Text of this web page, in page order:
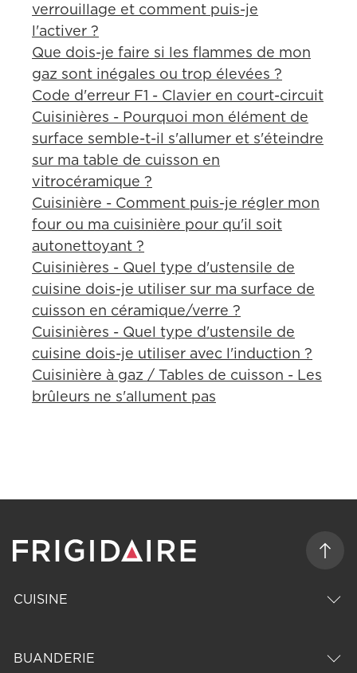
verrouillage et comment puis-je
l'activer ?
Que dois-je faire si les flammes de mon
gaz sont inégales ou trop élevées ?
Code d'erreur F1 - Clavier en court-circuit
Cuisinières - Pourquoi mon élément de
surface semble-t-il s'allumer et s'éteindre
sur ma table de cuisson en
vitrocéramique ?
Cuisinière - Comment puis-je régler mon
four ou ma cuisinière pour qu'il soit
autonettoyant ?
Cuisinières - Quel type d'ustensile de
cuisine dois-je utiliser sur ma surface de
cuisson en céramique/verre ?
Cuisinières - Quel type d'ustensile de
cuisine dois-je utiliser avec l'induction ?
Cuisinière à gaz / Tables de cuisson - Les
brûleurs ne s'allument pas
CUISINE
BUANDERIE